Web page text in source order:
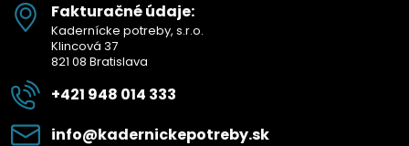
Fakturačné údaje:
Kadernícke potreby, s.r.o.
Klincová 37
821 08 Bratislava
+421 948 014 333
info​@kadernickepotreby​.sk